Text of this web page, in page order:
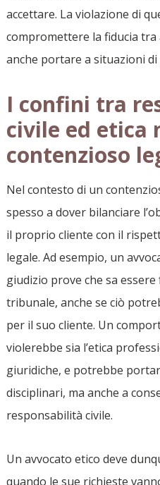
accettare. La violazione di
compromettere la fiducia tra
anche portare a situazioni
I confini tra
civile ed etica
contenzioso
Nel contesto di un
spesso a dover bilanciare
il proprio cliente con il
legale. Ad esempio, un
giudizio prove che sa
tribunale, anche se ciò
per il suo cliente. Un
violerebbe sia l’etica
giuridiche, e potrebbe
disciplinari, ma anche a
responsabilità civile.
Un avvocato etico deve
quando le sue richieste